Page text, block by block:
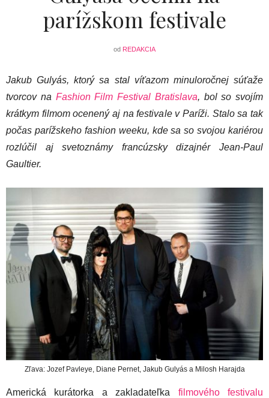
parížskom festivale
od REDAKCIA
Jakub Gulyás, ktorý sa stal víťazom minuloročnej súťaže
tvorcov na Fashion Film Festival Bratislava, bol so svojím
krátkym filmom ocenený aj na festivale v Paríži. Stalo sa tak
počas parížskeho fashion weeku, kde sa so svojou kariérou
rozlúčil aj svetoznámy francúzsky dizajnér Jean-Paul
Gaultier.
Zľava: Jozef Pavleye, Diane Pernet, Jakub Gulyás a Milosh Harajda
Americká kurátorka a zakladateľka filmového festivalu